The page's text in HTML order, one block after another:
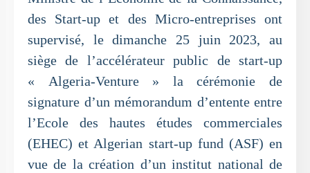
des Start-up et des Micro-entreprises ont
supervisé, le dimanche 25 juin 2023, au
siège de l’accélérateur public de start-up
« Algeria-Venture » la cérémonie de
signature d’un mémorandum d’entente entre
l’Ecole des hautes études commerciales
(EHEC) et Algerian start-up fund (ASF) en
vue de la création d’un institut national de